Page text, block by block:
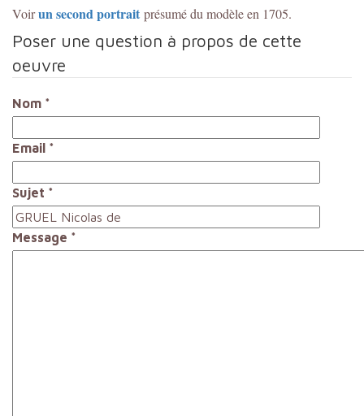
Voirun second portrait présumé du modèle en 1705.
Poser une question à propos de cette
oeuvre
Nom *
Email *
Sujet *
Message *